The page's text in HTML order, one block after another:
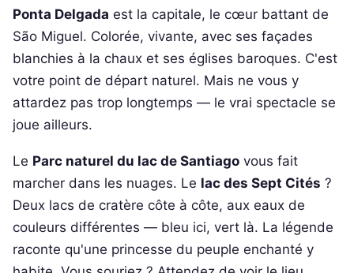
Ponta Delgada est la capitale, le cœur battant de
São Miguel. Colorée, vivante, avec ses façades
blanchies à la chaux et ses églises baroques. C'est
votre point de départ naturel. Mais ne vous y
attardez pas trop longtemps — le vrai spectacle se
joue ailleurs.
Le Parc naturel du lac de Santiago vous fait
marcher dans les nuages. Le lac des Sept Cités ?
Deux lacs de cratère côte à côte, aux eaux de
couleurs différentes — bleu ici, vert là. La légende
raconte qu'une princesse du peuple enchanté y